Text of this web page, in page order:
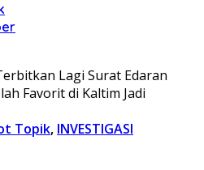
Lagi Surat Edaran
Favorit di Kaltim Jadi
Topik, INVESTIGASI